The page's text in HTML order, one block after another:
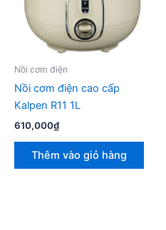
Nồi cơm điện
Nồi cơm điện cao cấp
Kalpen R11 1L
610,000₫
Thêm vào giỏ hàng